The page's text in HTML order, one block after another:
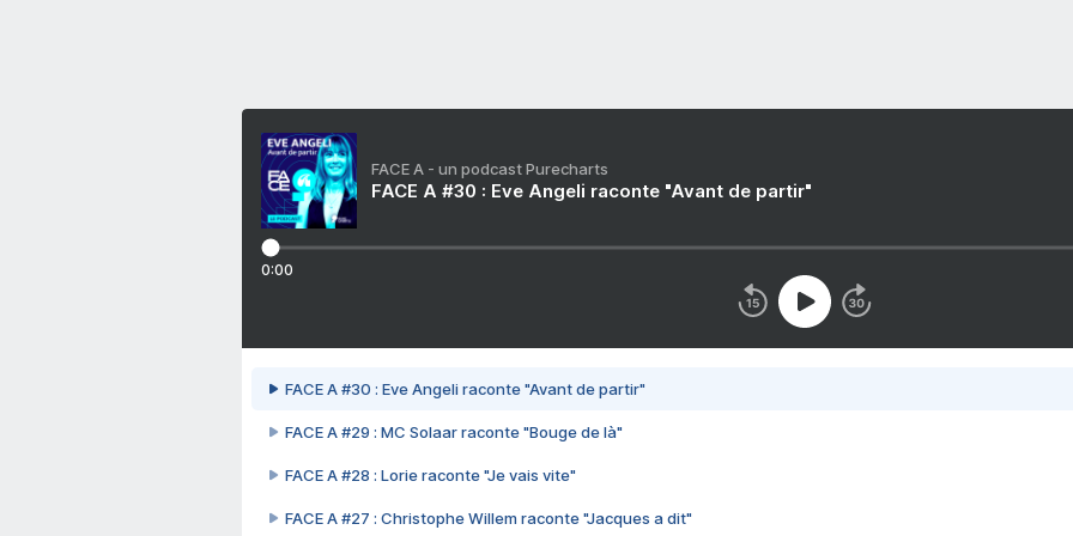
FACE A - un podcast Purecharts
FACE A #30 : Eve Angeli raconte "Avant de partir"
0:00
FACE A #30 : Eve Angeli raconte "Avant de partir"
FACE A #29 : MC Solaar raconte "Bouge de là"
FACE A #28 : Lorie raconte "Je vais vite"
FACE A #27 : Christophe Willem raconte "Jacques a dit"